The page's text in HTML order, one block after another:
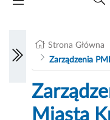
Strona Główna
Zarządzenia
Miasta